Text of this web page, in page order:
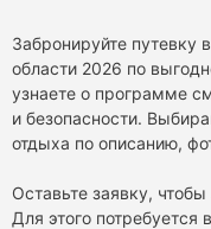
Забронируйте путевку
области 2026 по
узнаете о программе
и безопасности.
отдыха по описанию,
Оставьте заявку,
Для этого потребуется